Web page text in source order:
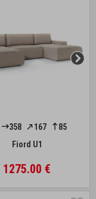
358 167
85
Fiord U1
1275.00 €